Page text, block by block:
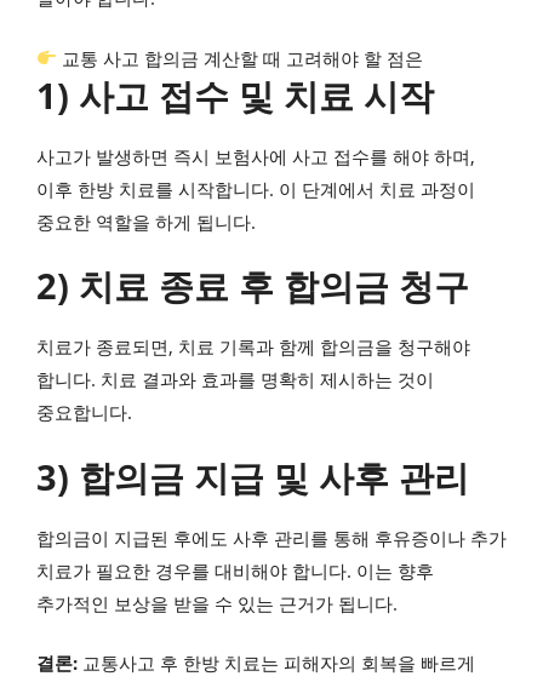
교통 사고 합의금 계산할 때 고려해야 할 점은
1) 사고 접수 및 치료 시작
사고가 발생하면 즉시 보험사에 사고 접수를 해야 하며,
이후 한방 치료를 시작합니다. 이 단계에서 치료 과정이
중요한 역할을 하게 됩니다.
2) 치료 종료 후 합의금 청구
치료가 종료되면, 치료 기록과 함께 합의금을 청구해야
합니다. 치료 결과와 효과를 명확히 제시하는 것이
중요합니다.
3) 합의금 지급 및 사후 관리
합의금이 지급된 후에도 사후 관리를 통해 후유증이나 추가
치료가 필요한 경우를 대비해야 합니다. 이는 향후
추가적인 보상을 받을 수 있는 근거가 됩니다.
결론: 교통사고 후 한방 치료는 피해자의 회복을 빠르게